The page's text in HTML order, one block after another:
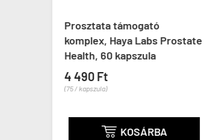
Prosztata támogató
komplex, Haya Labs Prostate
Health, 60 kapszula
4 490 Ft
(75 / kapszula)
 KOSÁRBA